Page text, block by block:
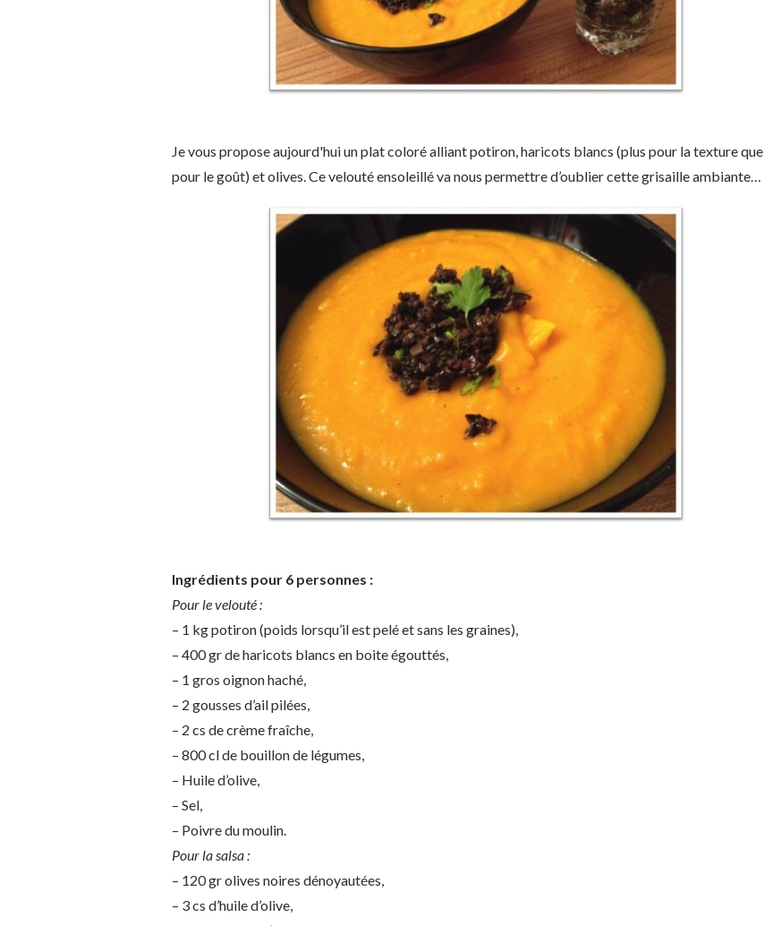
Je vous propose aujourd'hui un plat coloré alliant potiron, haricots blancs (plus pour la texture que
pour le goût) et olives. Ce velouté ensoleillé va nous permettre d’oublier cette grisaille ambiante…
Ingrédients pour 6 personnes :
Pour le velouté :
– 1 kg potiron (poids lorsqu’il est pelé et sans les graines),
– 400 gr de haricots blancs en boite égouttés,
– 1 gros oignon haché,
– 2 gousses d’ail pilées,
– 2 cs de crème fraîche,
– 800 cl de bouillon de légumes,
– Huile d’olive,
– Sel,
– Poivre du moulin.
Pour la salsa :
– 120 gr olives noires dénoyautées,
– 3 cs d’huile d’olive,